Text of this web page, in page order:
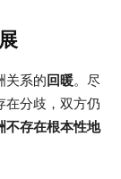
关系的回暖。尽
在分歧，双方仍
不存在根本性地